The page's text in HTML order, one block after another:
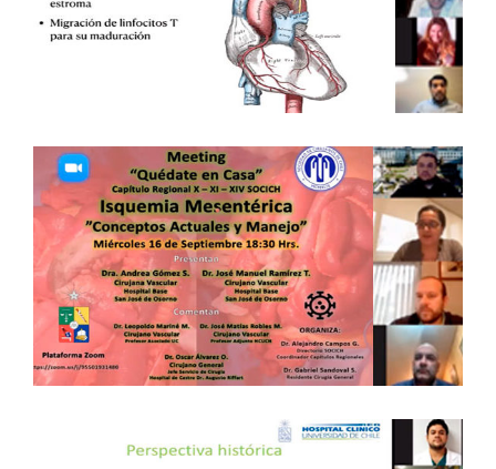
TUMORES DEL TIMO – EXPERIENCIA
REGIONAL DE ARICA – 12 DE MAYO DE
2021 – ARICA
Capítulos Regionales
ISQUEMIA MESENTÉRICA “CONCEPTOS
ACTUALES Y MANEJO” – 16 DE
SEPTIEMBRE DE 2020 – X – XI – XIV
Capítulos Regionales